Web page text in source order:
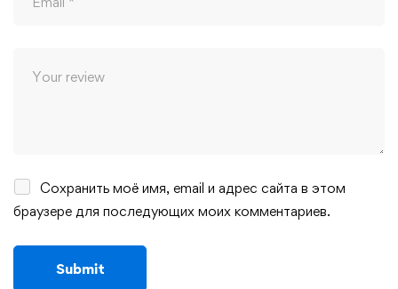
Сохранить моё имя, email и адрес сайта в этом
браузере для последующих моих комментариев.